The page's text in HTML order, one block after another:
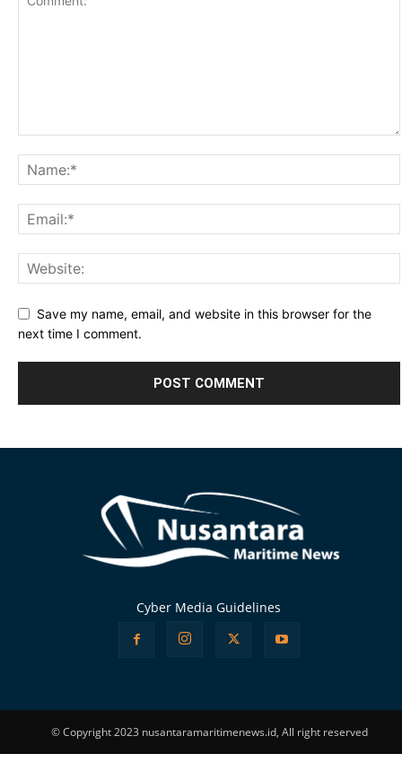
Save my name, email, and website in this browser for the
next time I comment.
Cyber Media Guidelines
© Copyright 2023 nusantaramaritimenews.id, All right reserved